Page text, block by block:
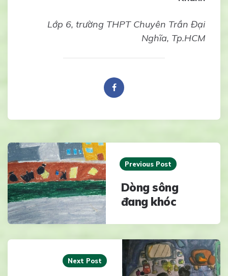
Lớp 6, trường THPT Chuyên Trần Đại
Nghĩa, Tp.HCM
Post
navigation
Previous Post
Dòng sông
đang khóc
Next Post